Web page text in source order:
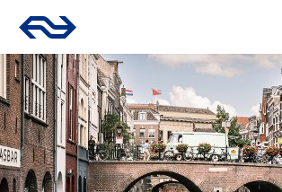
Hoofdnavigatie
Ga naar de homepage van ns.nl